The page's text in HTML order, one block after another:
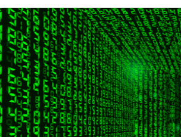
submenú para Plan Estratégico
submenú para Nuestro sector